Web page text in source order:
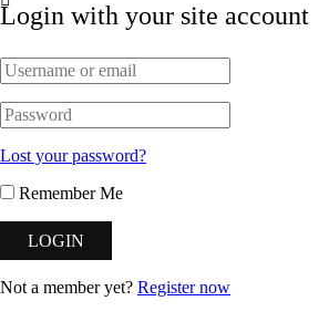
Login with your site account
Lost your password?
Remember Me
Not a member yet? Register now